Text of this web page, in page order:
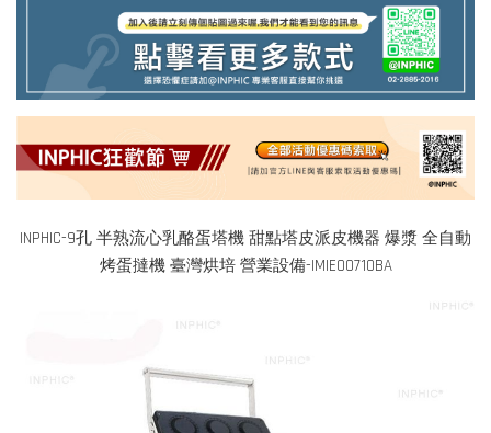
INPHIC-9孔 半熟流心乳酪蛋塔機 甜點塔皮派皮機器 爆漿 全自動
烤蛋撻機 臺灣烘培 營業設備-IMIE00710BA